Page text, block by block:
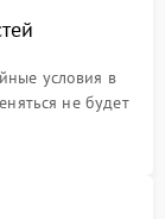
условия в
не будет